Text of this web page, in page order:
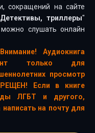
сокращений на сайте
Детективы, триллеры"
слушать онлайн
Аудиокнига
только для
просмотр
Если в книге
ЛГБТ и другого,
на почту для